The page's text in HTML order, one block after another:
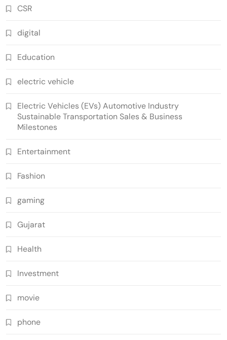
CSR
digital
Education
electric vehicle
Electric Vehicles (EVs) Automotive Industry
Sustainable Transportation Sales & Business
Milestones
Entertainment
Fashion
gaming
Gujarat
Health
Investment
movie
phone